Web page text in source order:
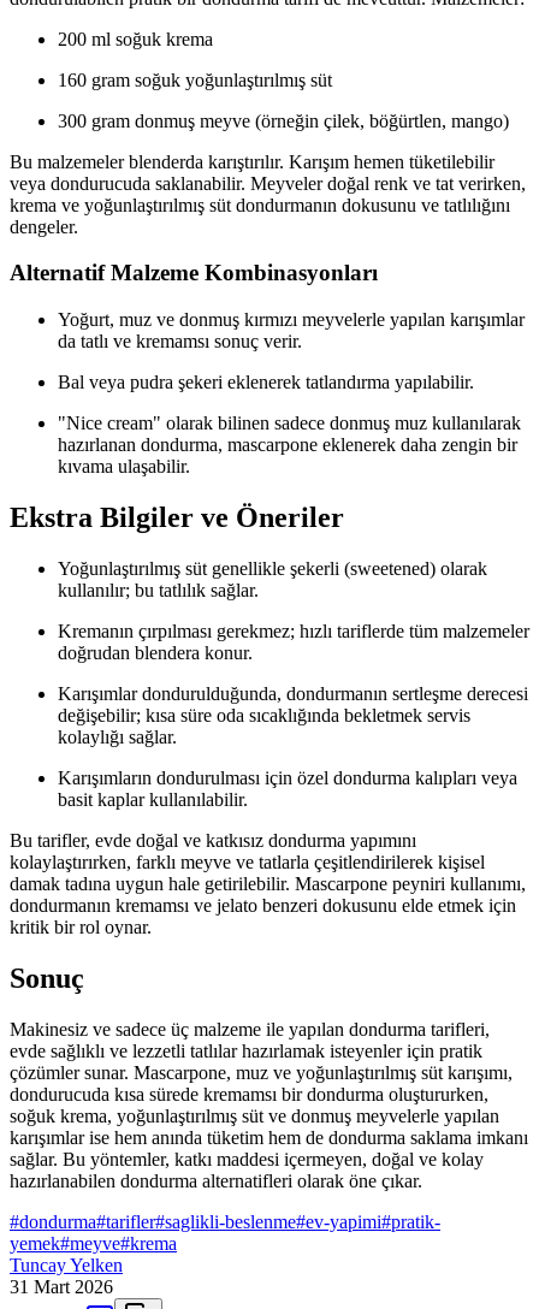
200 ml soğuk krema
160 gram soğuk yoğunlaştırılmış süt
300 gram donmuş meyve (örneğin çilek, böğürtlen, mango)
Bu malzemeler blenderda karıştırılır. Karışım hemen tüketilebilir
veya dondurucuda saklanabilir. Meyveler doğal renk ve tat verirken,
krema ve yoğunlaştırılmış süt dondurmanın dokusunu ve tatlılığını
dengeler.
Alternatif Malzeme Kombinasyonları
Yoğurt, muz ve donmuş kırmızı meyvelerle yapılan karışımlar
da tatlı ve kremamsı sonuç verir.
Bal veya pudra şekeri eklenerek tatlandırma yapılabilir.
"Nice cream" olarak bilinen sadece donmuş muz kullanılarak
hazırlanan dondurma, mascarpone eklenerek daha zengin bir
kıvama ulaşabilir.
Ekstra Bilgiler ve Öneriler
Yoğunlaştırılmış süt genellikle şekerli (sweetened) olarak
kullanılır; bu tatlılık sağlar.
Kremanın çırpılması gerekmez; hızlı tariflerde tüm malzemeler
doğrudan blendera konur.
Karışımlar dondurulduğunda, dondurmanın sertleşme derecesi
değişebilir; kısa süre oda sıcaklığında bekletmek servis
kolaylığı sağlar.
Karışımların dondurulması için özel dondurma kalıpları veya
basit kaplar kullanılabilir.
Bu tarifler, evde doğal ve katkısız dondurma yapımını
kolaylaştırırken, farklı meyve ve tatlarla çeşitlendirilerek kişisel
damak tadına uygun hale getirilebilir. Mascarpone peyniri kullanımı,
dondurmanın kremamsı ve jelato benzeri dokusunu elde etmek için
kritik bir rol oynar.
Sonuç
Makinesiz ve sadece üç malzeme ile yapılan dondurma tarifleri,
evde sağlıklı ve lezzetli tatlılar hazırlamak isteyenler için pratik
çözümler sunar. Mascarpone, muz ve yoğunlaştırılmış süt karışımı,
dondurucuda kısa sürede kremamsı bir dondurma oluştururken,
soğuk krema, yoğunlaştırılmış süt ve donmuş meyvelerle yapılan
karışımlar ise hem anında tüketim hem de dondurma saklama imkanı
sağlar. Bu yöntemler, katkı maddesi içermeyen, doğal ve kolay
hazırlanabilen dondurma alternatifleri olarak öne çıkar.
#dondurma#tarifler#saglikli-beslenme#ev-yapimi#pratik-
yemek#meyve#krema
Tuncay Yelken
31 Mart 2026